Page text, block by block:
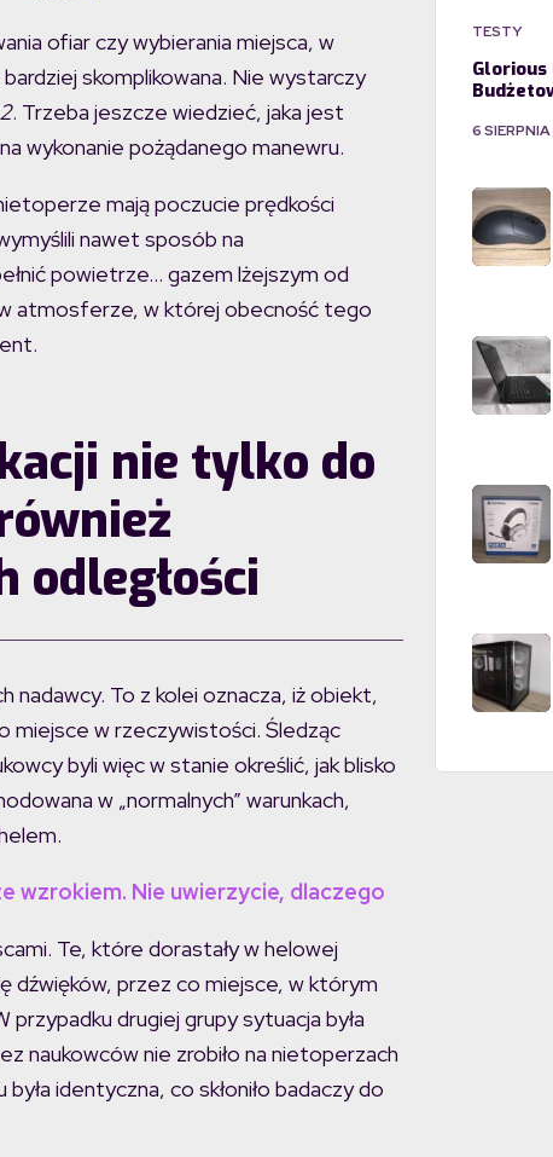
ofiar czy wybierania miejsca, w
skomplikowana. Nie wystarczy
. Trzeba jeszcze wiedzieć, jaka jest
wykonanie pożądanego manewru.
mają poczucie prędkości
nawet sposób na
powietrze… gazem lżejszym od
atmosferze, w której obecność tego
nie tylko do
odległości
nadawcy. To z kolei oznacza, iż obiekt,
miejsce w rzeczywistości. Śledząc
byli więc w stanie określić, jak blisko
w „normalnych” warunkach,
wzrokiem. Nie uwierzycie, dlaczego
Te, które dorastały w helowej
dźwięków, przez co miejsce, w którym
przypadku drugiej grupy sytuacja była
naukowców nie zrobiło na nietoperzach
identyczna, co skłoniło badaczy do
TESTY
6